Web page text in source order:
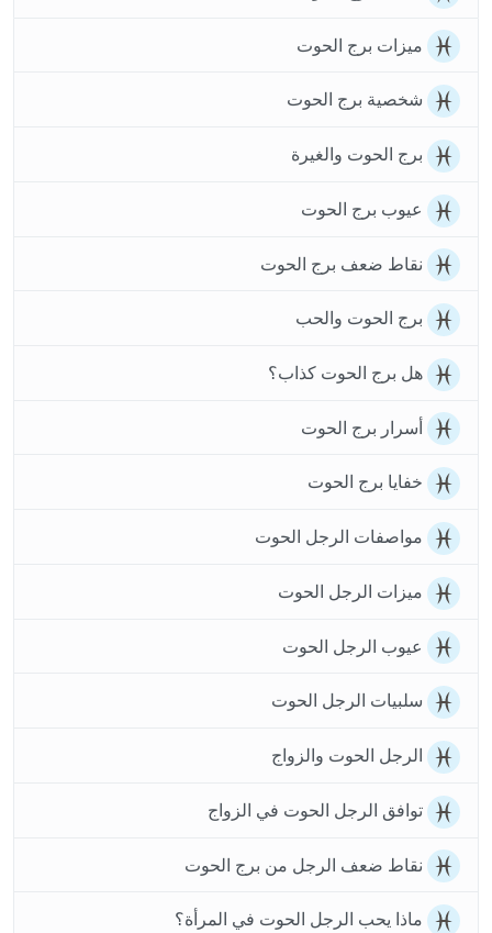
ميزات برج الحوت
شخصية برج الحوت
برج الحوت والغيرة
عيوب برج الحوت
نقاط ضعف برج الحوت
برج الحوت والحب
هل برج الحوت كذاب؟
أسرار برج الحوت
خفايا برج الحوت
مواصفات الرجل الحوت
ميزات الرجل الحوت
عيوب الرجل الحوت
سلبيات الرجل الحوت
الرجل الحوت والزواج
توافق الرجل الحوت في الزواج
نقاط ضعف الرجل من برج الحوت
ماذا يحب الرجل الحوت في المرأة؟